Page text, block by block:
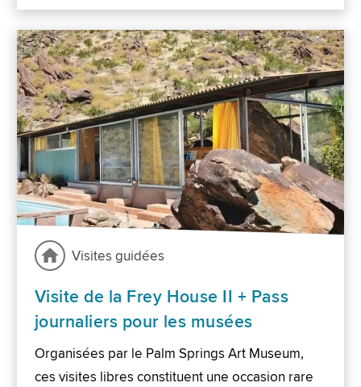
Visites guidées
Visite de la Frey House II + Pass
journaliers pour les musées
Organisées par le Palm Springs Art Museum,
ces visites libres constituent une occasion rare